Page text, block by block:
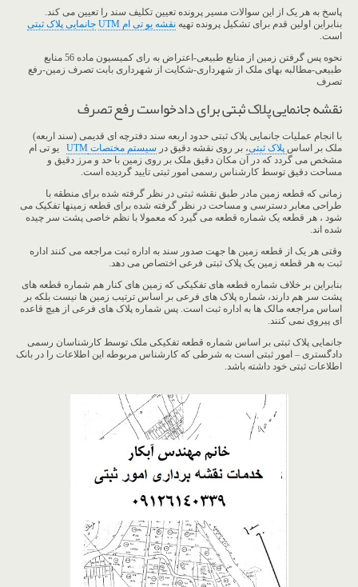
پاسخ به هر یک از این سوالات مسیر پرونده تعیین تکلیف سند را تعیین می کند.
بنابراین اولین قدم برای تشکیل پرونده تهیه نقشه یو تی ام UTM
جانمایی پلاک ثبتی
است.
نحوه پس گرفتن زمین از منابع طبیعی-اعتراض به رای کمیسیون ماده 56 منابع
طبیعی-مطالبه بهای ملک از شهرداری-شکایت از شهرداری بابت تصرف زمین-رفع
تصرف
نقشه جانمایی پلاک ثبتی برای دادخواست رفع تصرف
با انجام عملیات جانمایی پلاک ثبتی حدود اربعه سند دفترچه ای قدیمی (سند اربعه)
ملک بر اساس پلاک ثبتی، بر روی نقشه دقیق در سیستم مختصات UTM یو تی ام
مشخص می گردد که در آن مکان دقیق ملک بر روی زمین با حد و مرز دقیق و
مساحت دقیق توسط کارشناس رسمی امور ثبتی تایید گردیده است.
زمانی که قطعه زمین مادر طبق نقشه ثبتی در نظر گرفته شده برای منطقه با
طراحی معابر دسترسی و مساحت در نظر گرفته شده برای قطعه زمینها تفکیک می
شود ، هر قطعه یک شماره قطعه می گیرد که معمولا با نظم خاصی پشت سر چیده
شده اند.
وقتی هر یک از قطعه زمین ها جهت صدور سند به اداره ثبت مراجعه می کنند اداره
ثبت به هر قطعه زمین یک پلاک ثبتی فرعی اختصاص می دهد.
بنابراین بر خلاف شماره قطعه های تفکیکی که زمین های کنار هم شماره قطعه های
پشت سر هم دارند، شماره پلاک های فرعی بر اساس ترتیب زمین ها نیست بلکه بر
اساس مراجعه مالک ها به اداره ثبت است. پس شماره پلاک های فرعی از هیچ قاعده
ای پیروی نمی کنند.
جانمایی پلاک ثبتی بر اساس شماره قطعه تفکیکی ملک توسط کارشناسان رسمی
دادگستری – امور ثبتی است به شرطی که کارشناس مربوطه این اطلاعات را در بانک
اطلاعات ثبتی خود داشته باشد.